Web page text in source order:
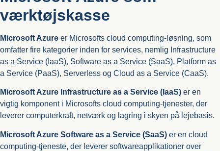
værktøjskasse
Microsoft Azure er Microsofts cloud computing-løsning, som
omfatter fire kategorier inden for services, nemlig Infrastructure
as a Service (IaaS), Software as a Service (SaaS), Platform as
a Service (PaaS), Serverless og Cloud as a Service (CaaS).
Microsoft Azure Infrastructure as a Service (IaaS) er en
vigtig komponent i Microsofts cloud computing-tjenester, der
leverer computerkraft, netværk og lagring i skyen på lejebasis.
Microsoft Azure Software as a Service (SaaS) er en cloud
computing-tjeneste, der leverer softwareapplikationer over